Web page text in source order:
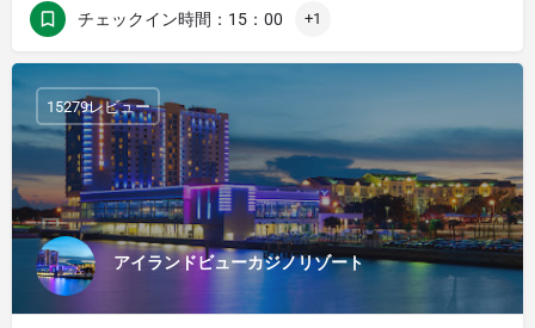
チェックイン時間：15：00 +1
アイランドビューカジノリゾート
15279レビュー